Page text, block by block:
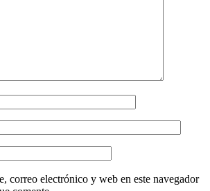
correo electrónico y web en este navegador